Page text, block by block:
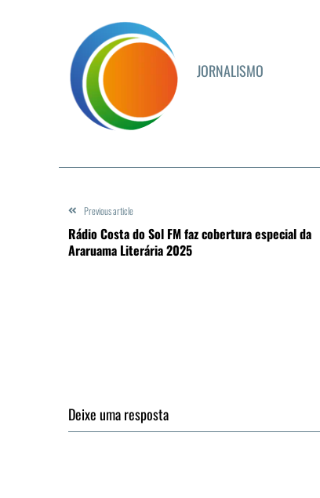
JORNALISMO
Previous article
Rádio Costa do Sol FM faz cobertura especial da
Araruama Literária 2025
Deixe uma resposta